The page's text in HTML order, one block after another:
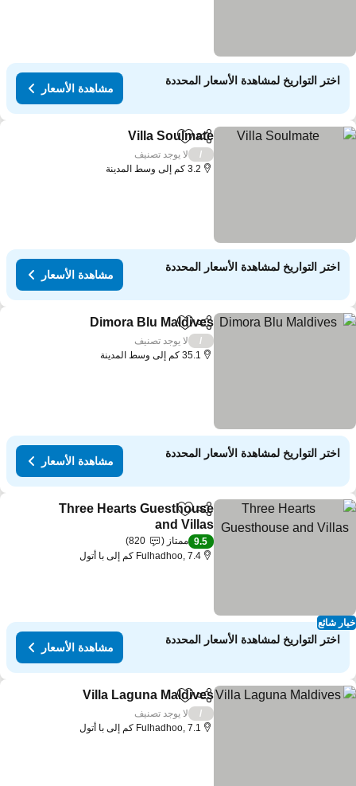
اختر التواريخ لمشاهدة الأسعار المحددة
مشاهدة الأسعار
مشاركةAdd to favorites
Villa Soulmate
لا يوجد تصنيف
3.2 كم إلى وسط المدينة
اختر التواريخ لمشاهدة الأسعار المحددة
مشاهدة الأسعار
مشاركةAdd to favorites
Dimora Blu Maldives
لا يوجد تصنيف
35.1 كم إلى وسط المدينة
اختر التواريخ لمشاهدة الأسعار المحددة
مشاهدة الأسعار
شائع
مشاركةAdd to favorites
Three Hearts Guesthouse
and Villas
مشاهدة الأسعار
9.5 ممتاز
820
Fulhadhoo, 7.4 كم إلى با أتول
اختر التواريخ لمشاهدة الأسعار المحددة
مشاهدة الأسعار
مشاركةAdd to favorites
Villa Laguna Maldives
لا يوجد تصنيف
Fulhadhoo, 7.1 كم إلى با أتول